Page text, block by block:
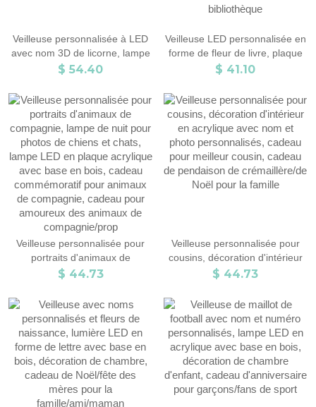
Veilleuse personnalisée à LED
avec nom 3D de licorne, lampe
de signe de nom de licorne
télécommande, décoration de
chambre/crèche/chambre
d'enfant, cadeau pour
enfants/nouvelle maman
$ 54.40
Veilleuse LED personnalisée en
forme de fleur de livre, plaque
de lampe en acrylique avec
bibliothécaire de décoration
intérieure, cadeau
d'anniversaire/de Noël pour les
amateurs de livres/rat de
bibliothèque
$ 41.10
Veilleuse personnalisée pour
portraits d'animaux de
compagnie, lampe de nuit pour
lampe LED en plaque acrylique
avec base en bois, cadeau
commémoratif pour animaux de
compagnie, cadeau pour
amoureux des animaux de
compagnie/prop
$ 44.73
Veilleuse personnalisée pour
cousins, décoration d'intérieur
en acrylique avec nom et photo
meilleur cousin, cadeau de
pendaison de crémaillère/de
Noël pour la famille
$ 44.73